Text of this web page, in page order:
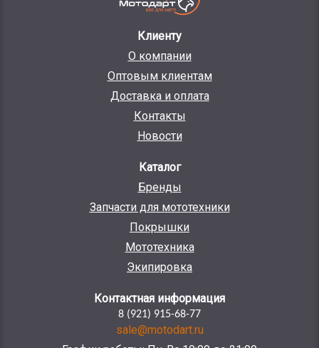
Клиенту
О компании
Оптовым клиентам
Доставка и оплата
Контакты
Новости
Каталог
Бренды
Запчасти для мототехники
Покрышки
Мототехника
Экипировка
Контактная информация
8 (921) 915-68-77
sale@motodart.ru